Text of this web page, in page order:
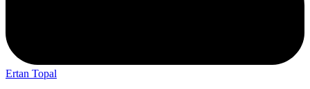
Ertan Topal